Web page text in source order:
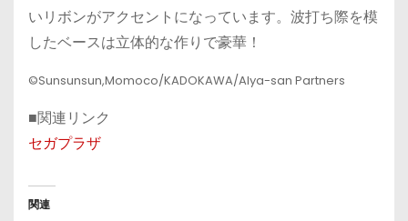
いリボンがアクセントになっています。波打ち際を模
したベースは立体的な作りで豪華！
©Sunsunsun,Momoco/KADOKAWA/Alya-san Partners
■関連リンク
セガプラザ
関連